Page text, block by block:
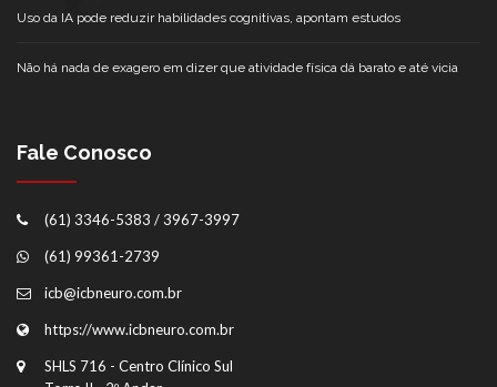
Uso da IA pode reduzir habilidades cognitivas, apontam estudos
Não há nada de exagero em dizer que atividade física dá barato e até vicia
Fale Conosco
(61) 3346-5383 / 3967-3997
(61) 99361-2739
icb@icbneuro.com.br
https://www.icbneuro.com.br
SHLS 716 - Centro Clínico Sul